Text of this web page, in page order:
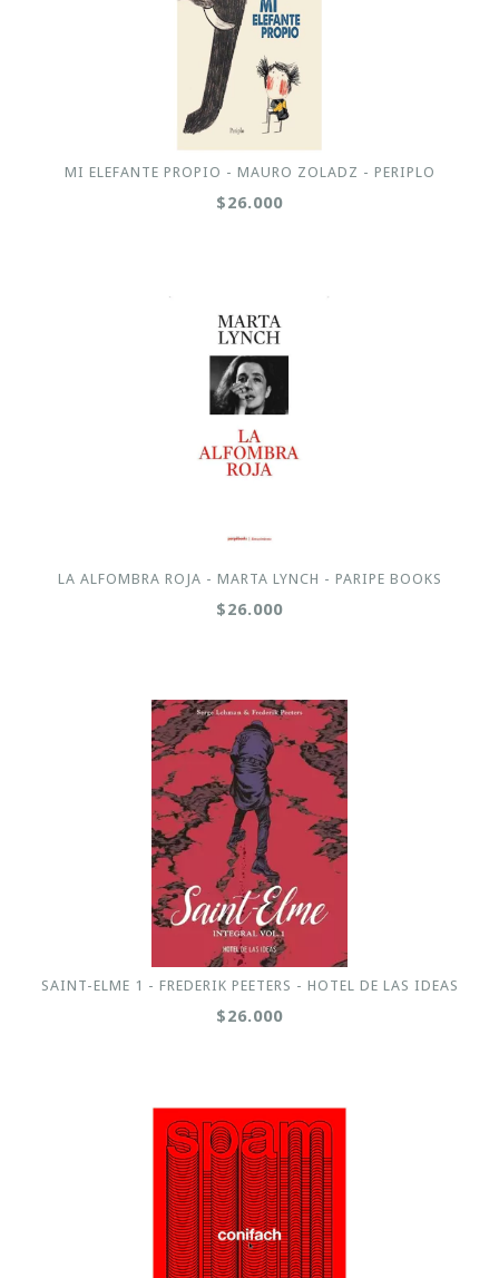
MI ELEFANTE PROPIO - MAURO ZOLADZ - PERIPLO
$26.000
LA ALFOMBRA ROJA - MARTA LYNCH - PARIPE BOOKS
$26.000
SAINT-ELME 1 - FREDERIK PEETERS - HOTEL DE LAS IDEAS
$26.000